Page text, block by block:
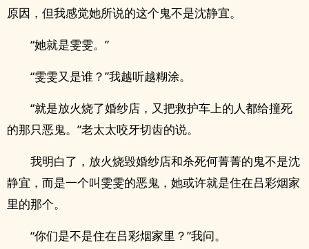
原因，但我感觉她所说的这个鬼不是沈静宜。
“她就是雯雯。”
“雯雯又是谁？”我越听越糊涂。
“就是放火烧了婚纱店，又把救护车上的人都给撞死
的那只恶鬼。”老太太咬牙切齿的说。
我明白了，放火烧毁婚纱店和杀死何菁菁的鬼不是沈
静宜，而是一个叫雯雯的恶鬼，她或许就是住在吕彩烟家
里的那个。
“你们是不是住在吕彩烟家里？”我问。